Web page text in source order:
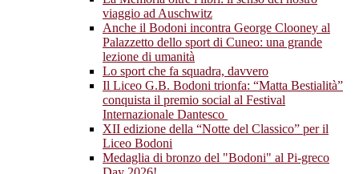
viaggio ad Auschwitz
Anche il Bodoni incontra George Clooney al
Palazzetto dello sport di Cuneo: una grande
lezione di umanità
Lo sport che fa squadra, davvero
Il Liceo G.B. Bodoni trionfa: “Matta Bestialità”
conquista il premio social al Festival
Internazionale Dantesco
XII edizione della “Notte del Classico” per il
Liceo Bodoni
Medaglia di bronzo del "Bodoni" al Pi-greco